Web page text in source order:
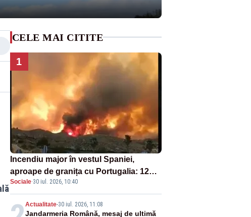
CELE MAI CITITE
1
Incendiu major în vestul Spaniei,
aproape de granița cu Portugalia: 12
sate evacuate
Sociale·30 iul. 2026, 10:40
Actualitate-30 iul. 2026, 11:08
Jandarmeria Română, mesaj de ultimă